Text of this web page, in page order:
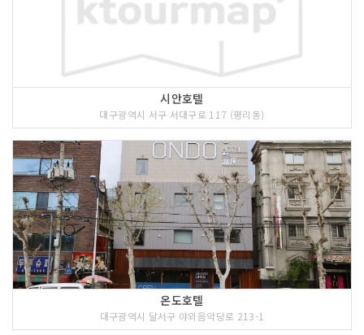
시안호텔
대구광역시 서구 서대구로 117 (평리동)
온도호텔
대구광역시 달서구 야외음악당로 213-1